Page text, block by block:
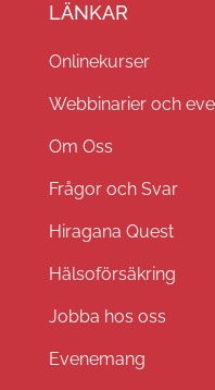
LÄNKAR
Onlinekurser
Webbinarier och
Om Oss
Frågor och Svar
Hiragana Quest
Hälsoförsäkring
Jobba hos oss
Evenemang